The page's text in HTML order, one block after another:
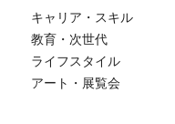
キャリア・スキル
教育・次世代
ライフスタイル
アート・展覧会